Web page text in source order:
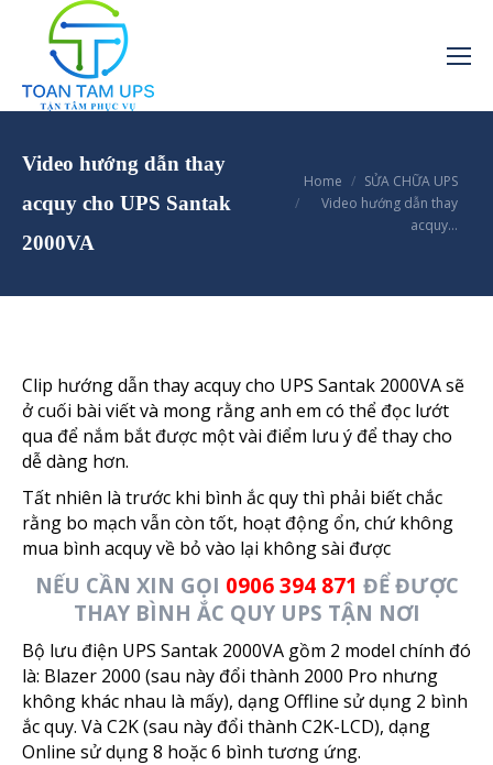
Video hướng dẫn thay
acquy cho UPS Santak
2000VA
You are here:
Home
SỬA CHỮA UPS
Video hướng dẫn thay
acquy…
Clip hướng dẫn thay acquy cho UPS Santak 2000VA sẽ
ở cuối bài viết và mong rằng anh em có thể đọc lướt
qua để nắm bắt được một vài điểm lưu ý để thay cho
dễ dàng hơn.
Tất nhiên là trước khi bình ắc quy thì phải biết chắc
rằng bo mạch vẫn còn tốt, hoạt động ổn, chứ không
mua bình acquy về bỏ vào lại không sài được
NẾU CẦN XIN GỌI 0906 394 871 ĐỂ ĐƯỢC
THAY BÌNH ẮC QUY UPS TẬN NƠI
Bộ lưu điện UPS Santak 2000VA gồm 2 model chính đó
là: Blazer 2000 (sau này đổi thành 2000 Pro nhưng
không khác nhau là mấy), dạng Offline sử dụng 2 bình
ắc quy. Và C2K (sau này đổi thành C2K-LCD), dạng
Online sử dụng 8 hoặc 6 bình tương ứng.